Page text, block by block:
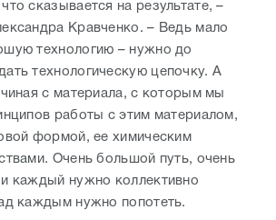
сказывается на результате, –
Кравченко. – Ведь мало
технологию – нужно до
технологическую цепочку. А
с материала, с которым мы
работы с этим материалом,
формой, ее химическим
Очень большой путь, очень
каждый нужно коллективно
каждым нужно попотеть.